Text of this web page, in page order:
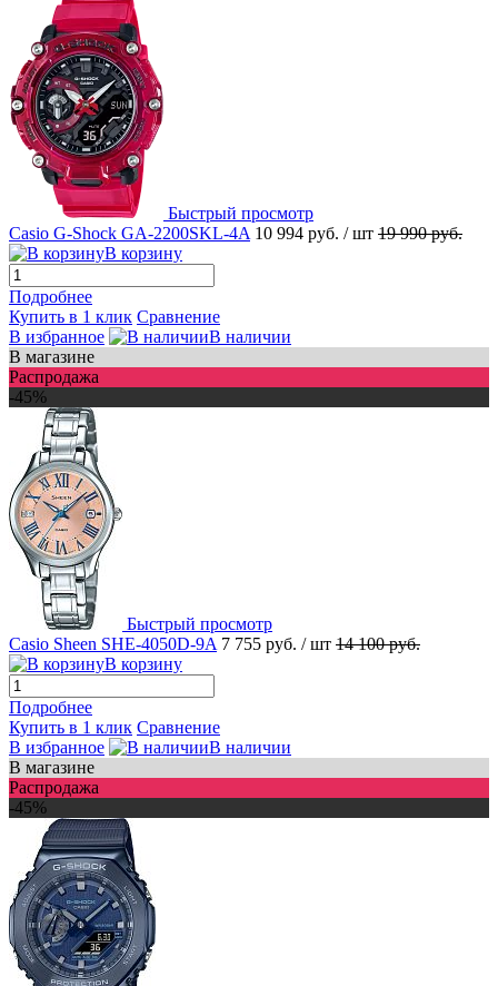
Быстрый просмотр
Casio G-Shock GA-2200SKL-4A 10 994 руб. / шт 19 990 руб.
В корзину
Подробнее
Купить в 1 клик Сравнение
В избранное
В наличии
В магазине
Распродажа
-45%
Быстрый просмотр
Casio Sheen SHE-4050D-9A 7 755 руб. / шт 14 100 руб.
В корзину
Подробнее
Купить в 1 клик Сравнение
В избранное
В наличии
В магазине
Распродажа
-45%